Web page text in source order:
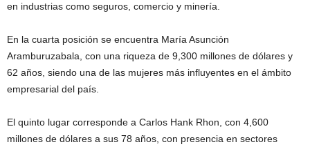
en industrias como seguros, comercio y minería.
En la cuarta posición se encuentra María Asunción
Aramburuzabala, con una riqueza de 9,300 millones de dólares y
62 años, siendo una de las mujeres más influyentes en el ámbito
empresarial del país.
El quinto lugar corresponde a Carlos Hank Rhon, con 4,600
millones de dólares a sus 78 años, con presencia en sectores